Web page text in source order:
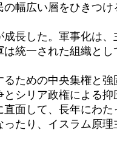
幅広い層をひきつけ
長した。軍事化は、
統一された組織とし
ための中央集権と強
シリア政権による抑
面して、長年にわた
たり、イスラム原理